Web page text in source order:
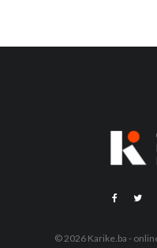
© 2026 Karike.ba -